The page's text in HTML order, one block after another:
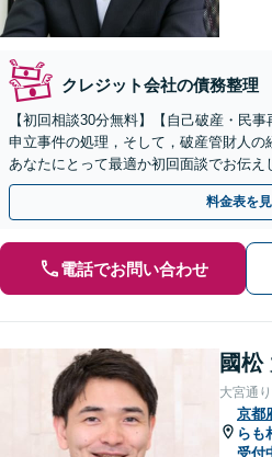
クレジット会社の債務整理
【初回相談30分無料】【自己破産・民
申立事件の処理，そして，破産管財人
あなたにとって最適か初回面談でお伝え
とが解決への第一歩です！【京阪丹波橋
料金表を
電話でお問い合わせ
國松
大宮通
京都
らも
受付